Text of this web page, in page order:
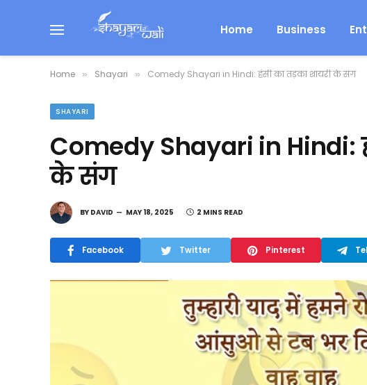
Home Business
Home » Shayari » Comedy Shayari in Hindi: हंसी का तड़का शायरी के संग
SHAYARI
Comedy Shayari in Hindi:
के संग
BY DAVID MAY 18, 2025 2 MINS READ
Facebook Twitter Pinterest